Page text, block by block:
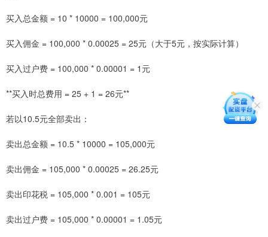
买入总金额 = 10 * 10000 = 100,000元
买入佣金 = 100,000 * 0.00025 = 25元（大于5元，按实际计算）
买入过户费 = 100,000 * 0.00001 = 1元
**买入时总费用 = 25 + 1 = 26元**
若以10.5元全部卖出：
卖出总金额 = 10.5 * 10000 = 105,000元
卖出佣金 = 105,000 * 0.00025 = 26.25元
卖出印花税 = 105,000 * 0.001 = 105元
卖出过户费 = 105,000 * 0.00001 = 1.05元